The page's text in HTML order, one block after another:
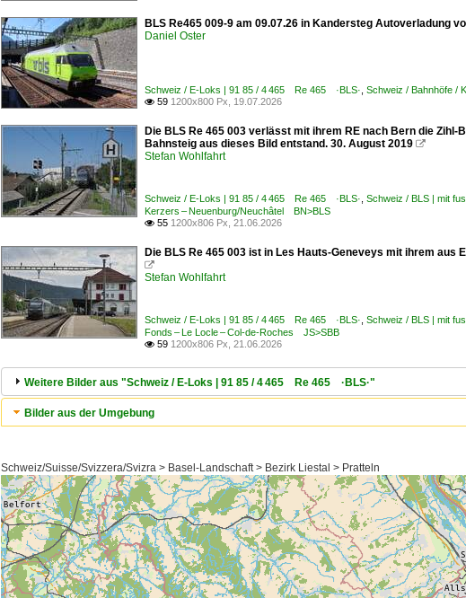
BLS Re465 009-9 am 09.07.26 in Kandersteg Autoverladung
Daniel Oster
Schweiz / E-Loks | 91 85 / 4 465 Re 465 ·BLS· Schweiz / Bahnhöfe /
 59 1200x800 Px, 19.07.2026
Die BLS Re 465 003 verlässt mit ihrem RE nach Bern die
Bahnsteig aus dieses Bild entstand. 30. August 2019 
Stefan Wohlfahrt
Schweiz / E-Loks | 91 85 / 4 465 Re 465 ·BLS· Schweiz / BLS | mit
Kerzers – Neuenburg/Neuchâtel BN>BLS
 55 1200x806 Px, 21.06.2026
Die BLS Re 465 003 ist in Les Hauts-Geneveys mit ihrem aus

Stefan Wohlfahrt
Schweiz / E-Loks | 91 85 / 4 465 Re 465 ·BLS· Schweiz / BLS | mit
Fonds – Le Locle – Col-de-Roches JS>SBB
 59 1200x806 Px, 21.06.2026
Weitere Bilder aus "Schweiz / E-Loks | 91 85 / 4 465 Re 465 ·BLS·"
Bilder aus der Umgebung
Schweiz/Suisse/Svizzera/Svizra > Basel-Landschaft > Bezirk Liestal > Pratteln